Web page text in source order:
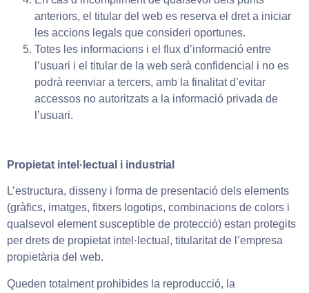
anteriors, el titular del web es reserva el dret a iniciar
les accions legals que consideri oportunes.
Totes les informacions i el flux d’informació entre
l’usuari i el titular de la web serà confidencial i no es
podrà reenviar a tercers, amb la finalitat d’evitar
accessos no autoritzats a la informació privada de
l’usuari.
Propietat intel·lectual i industrial
L’estructura, disseny i forma de presentació dels elements
(gràfics, imatges, fitxers logotips, combinacions de colors i
qualsevol element susceptible de protecció) estan protegits
per drets de propietat intel·lectual, titularitat de l’empresa
propietària del web.
Queden totalment prohibides la reproducció, la